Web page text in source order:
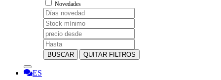
Novedades
BUSCAR QUITAR FILTROS
ES